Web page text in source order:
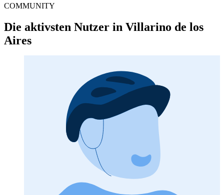
COMMUNITY
Die aktivsten Nutzer in Villarino de los
Aires